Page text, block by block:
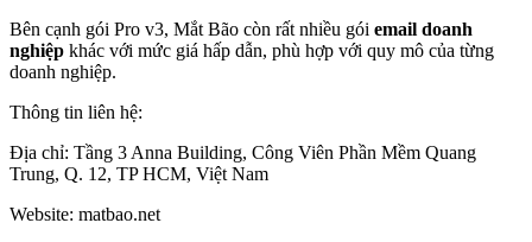
Bên cạnh gói Pro v3, Mắt Bão còn rất nhiều gói email doanh
nghiệp khác với mức giá hấp dẫn, phù hợp với quy mô của từng
doanh nghiệp.
Thông tin liên hệ:
Địa chỉ: Tầng 3 Anna Building, Công Viên Phần Mềm Quang
Trung, Q. 12, TP HCM, Việt Nam
Website: matbao.net